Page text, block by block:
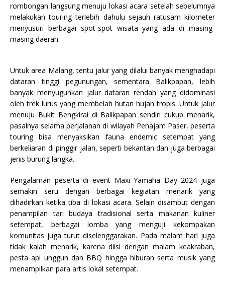
rombongan langsung menuju lokasi acara setelah sebelumnya
melakukan touring terlebih dahulu sejauh ratusam kilometer
menyusuri berbagai spot-spot wisata yang ada di masing-
masing daerah.
Untuk area Malang, tentu jalur yang dilalui banyak menghadapi
dataran tinggi pegunungan, sementara Balikpapan, lebih
banyak menyuguhkan jalur dataran rendah yang didominasi
oleh trek lurus yang membelah hutan hujan tropis. Untuk jalur
menuju Bukit Bengkirai di Balikpapan sendiri cukup menarik,
pasalnya selama perjalanan di wilayah Penajam Paser, peserta
touring bisa menyaksikan fauna endemic setempat yang
berkeliaran di pinggir jalan, seperti bekantan dan juga berbagai
jenis burung langka.
Pengalaman peserta di event Maxi Yamaha Day 2024 juga
semakin seru dengan berbagai kegiatan menarik yang
dihadirkan ketika tiba di lokasi acara. Selain disambut dengan
penampilan tari budaya tradisional serta makanan kuliner
setempat, berbagai lomba yang menguji kekompakan
komunitas juga turut diselenggarakan. Pada malam hari juga
tidak kalah menarik, karena diisi dengan malam keakraban,
pesta api unggun dan BBQ hingga hiburan serta musik yang
menampilkan para artis lokal setempat.